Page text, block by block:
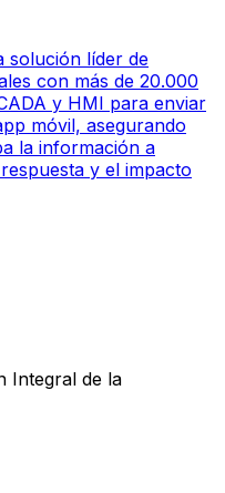
solución líder de
con más de 20.000
y HMI para enviar
móvil, asegurando
la información a
y el impacto
Integral de la